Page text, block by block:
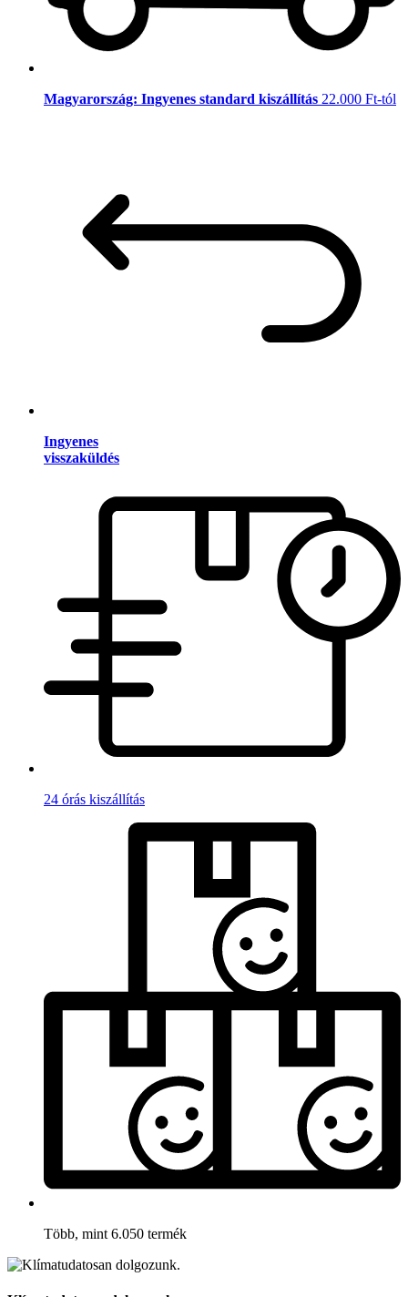
Magyarország: Ingyenes standard kiszállítás 22.000 Ft-tól
Ingyenes
visszaküldés
24 órás kiszállítás
Több, mint 6.050 termék